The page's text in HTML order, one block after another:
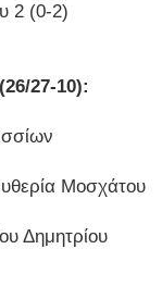
2 (0-2)
27-10):
Μοσχάτου
Δημητρίου